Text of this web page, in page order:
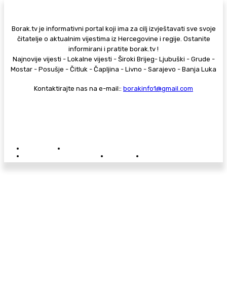
Borak.tv je informativni portal koji ima za cilj izvještavati sve svoje
čitatelje o aktualnim vijestima iz Hercegovine i regije. Ostanite
informirani i pratite borak.tv !
Najnovije vijesti - Lokalne vijesti - Široki Brijeg- Ljubuški - Grude -
Mostar - Posušje - Čitluk - Čapljina - Livno - Sarajevo - Banja Luka
Kontaktirajte nas na e-mail:: borakinfo1@gmail.com